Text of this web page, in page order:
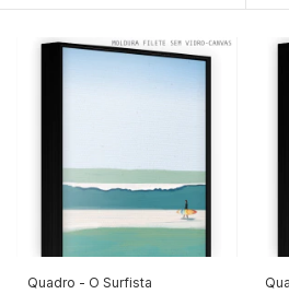
Quadro - O Surfista